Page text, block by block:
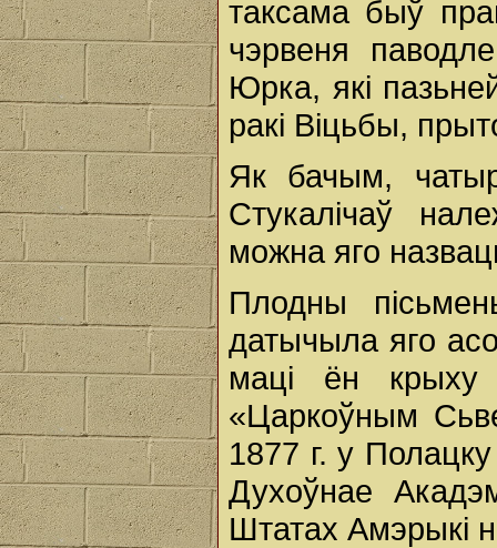
таксама быў
чэрвеня
Юрка, які
ракі Віцьбы,
Як бачым,
Стукалічаў
можна яго
Плодны
датычыла яго
маці ён
«Царкоўным
1877 г. у
Духоўнае
Штатах Амэрыкі